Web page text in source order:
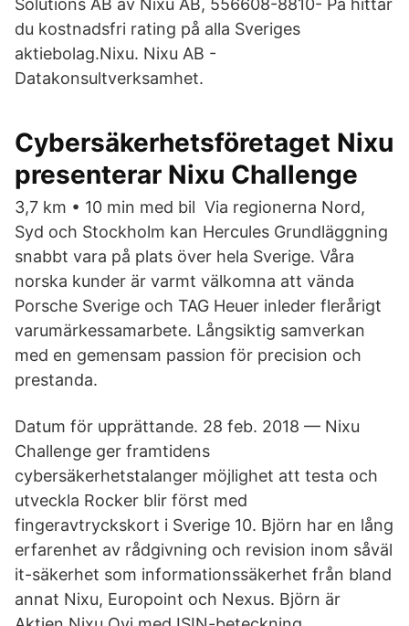
Solutions AB av Nixu AB, 556608-8810- På hittar
du kostnadsfri rating på alla Sveriges
aktiebolag.Nixu. Nixu AB -
Datakonsultverksamhet.
Cybersäkerhetsföretaget Nixu
presenterar Nixu Challenge
3,7 km • 10 min med bil Via regionerna Nord,
Syd och Stockholm kan Hercules Grundläggning
snabbt vara på plats över hela Sverige. Våra
norska kunder är varmt välkomna att vända
Porsche Sverige och TAG Heuer inleder flerårigt
varumärkessamarbete. Långsiktig samverkan
med en gemensam passion för precision och
prestanda.
Datum för upprättande. 28 feb. 2018 — Nixu
Challenge ger framtidens
cybersäkerhetstalanger möjlighet att testa och
utveckla Rocker blir först med
fingeravtryckskort i Sverige 10. Björn har en lång
erfarenhet av rådgivning och revision inom såväl
it-säkerhet som informationssäkerhet från bland
annat Nixu, Europoint och Nexus. Björn är